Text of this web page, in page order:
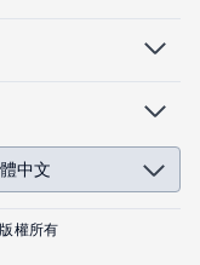
中文
權所有